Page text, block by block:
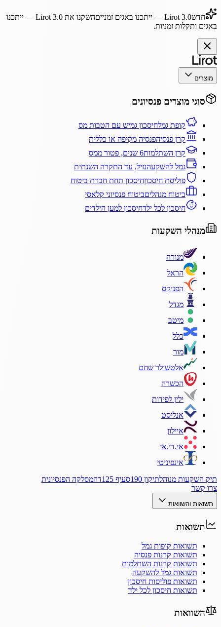
חדשLirot 3.0 — ייתכנו באגים זמנייםהשקנו את Lirot 3.0— ייתכנו
באגים ותקלות זמניות.
מוצרים
סוגי מוצרים פנסיונים
קופת גמלחיסכון גמיש עם הטבות מס
קרן פנסיהפנסיה מקיפה או כללית
קרן השתלמות6 שנים, פטור ממס
גמל להשקעהנזיל, עד התקרה השנתית
פוליסת חיסכוןחיסכון תחת חברת ביטוח
ביטוח מנהליםביטוח פנסיוני קלאסי
חיסכון לכל ילדחיסכון למען הילדים
מנהלי השקעות
מנורה
הראל
הפניקס
מגדל
מיטב
כלל
מור
אלטשולר שחם
הכשרה
ילין לפידות
אנליסט
איילון
אי.די.אי
אינפיניטי
תיק השקעות מנוהלתיקון 190 סעיף 125ד
המסלקה הפנסיונית
צרו קשר
תשואות והשוואות
תשואות
תשואות קופות גמל
תשואות קרנות פנסיה
תשואות קרנות השתלמות
תשואות גמל להשקעה
תשואות פוליסות חיסכון
תשואות חיסכון לכל ילד
השוואות